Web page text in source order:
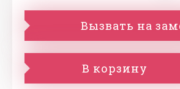
Вызвать на
В корзину